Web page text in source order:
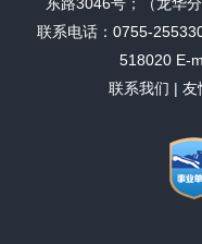
联系电话：0755-
518020 E-
联系我们 | 友